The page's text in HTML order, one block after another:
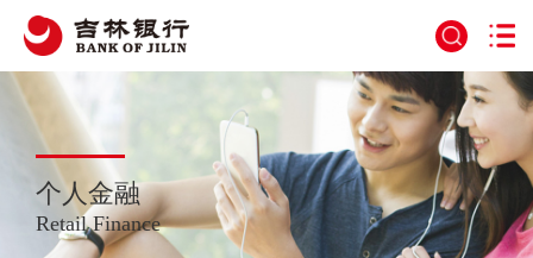
个人金融
Retail Finance